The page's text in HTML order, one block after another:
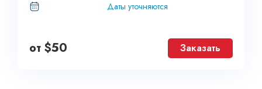
Даты уточняются
от $50 Заказать